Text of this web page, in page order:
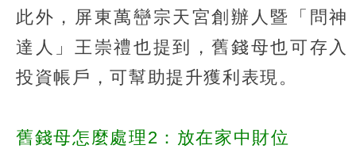
此外，屏東萬巒宗天宮創辦人暨「問神
達人」王崇禮也提到，舊錢母也可存入
投資帳戶，可幫助提升獲利表現。
舊錢母怎麼處理2：放在家中財位